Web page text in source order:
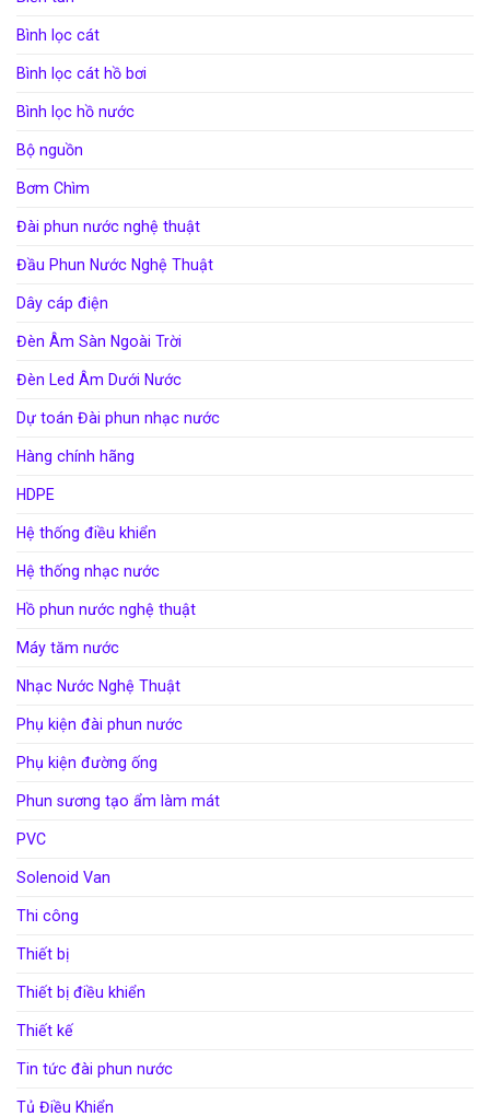
Bình lọc cát
Bình lọc cát hồ bơi
Bình lọc hồ nước
Bộ nguồn
Bơm Chìm
Đài phun nước nghệ thuật
Đầu Phun Nước Nghệ Thuật
Dây cáp điện
Đèn Âm Sàn Ngoài Trời
Đèn Led Âm Dưới Nước
Dự toán Đài phun nhạc nước
Hàng chính hãng
HDPE
Hệ thống điều khiển
Hệ thống nhạc nước
Hồ phun nước nghệ thuật
Máy tăm nước
Nhạc Nước Nghệ Thuật
Phụ kiện đài phun nước
Phụ kiện đường ống
Phun sương tạo ẩm làm mát
PVC
Solenoid Van
Thi công
Thiết bị
Thiết bị điều khiển
Thiết kế
Tin tức đài phun nước
Tủ Điều Khiển